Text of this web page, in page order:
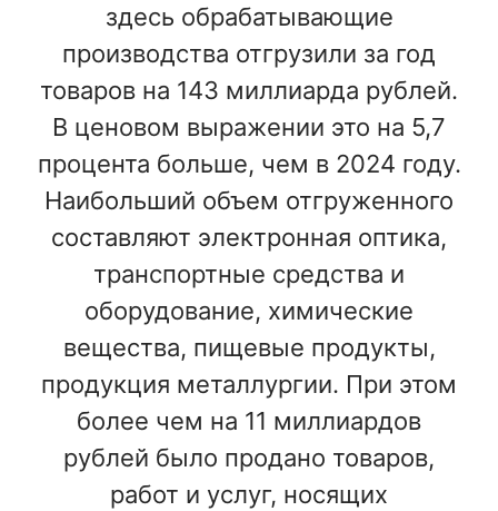
здесь обрабатывающие
производства отгрузили за год
товаров на 143 миллиарда рублей.
В ценовом выражении это на 5,7
процента больше, чем в 2024 году.
Наибольший объем отгруженного
составляют электронная оптика,
транспортные средства и
оборудование, химические
вещества, пищевые продукты,
продукция металлургии. При этом
более чем на 11 миллиардов
рублей было продано товаров,
работ и услуг, носящих